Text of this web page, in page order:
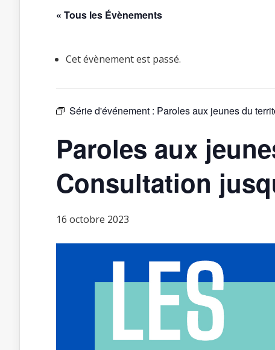
« Tous les Évènements
Cet évènement est passé.
Série d'événement : Paroles aux jeunes du
Paroles aux
Consultation
16 octobre 2023